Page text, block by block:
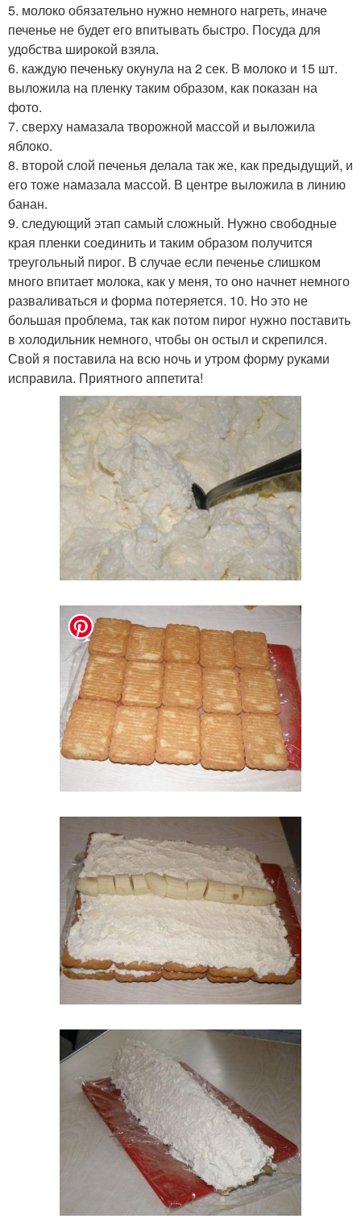
5. молоко обязательно нужно немного нагреть, иначе
печенье не будет его впитывать быстро. Посуда для
удобства широкой взяла.
6. каждую печеньку окунула на 2 сек. В молоко и 15 шт.
выложила на пленку таким образом, как показан на
фото.
7. сверху намазала творожной массой и выложила
яблоко.
8. второй слой печенья делала так же, как предыдущий, и
его тоже намазала массой. В центре выложила в линию
банан.
9. следующий этап самый сложный. Нужно свободные
края пленки соединить и таким образом получится
треугольный пирог. В случае если печенье слишком
много впитает молока, как у меня, то оно начнет немного
разваливаться и форма потеряется. 10. Но это не
большая проблема, так как потом пирог нужно поставить
в холодильник немного, чтобы он остыл и скрепился.
Свой я поставила на всю ночь и утром форму руками
исправила. Приятного аппетита!